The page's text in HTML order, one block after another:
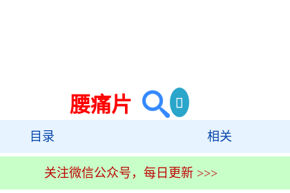
腰痛片
目录 相关
关注微信公众号，每日更新 >>>